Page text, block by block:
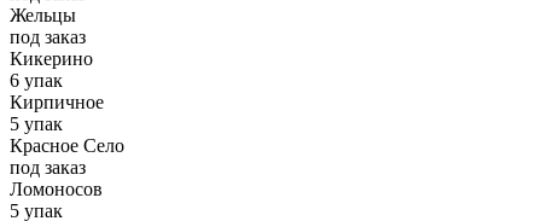
Жельцы
под заказ
Кикерино
6 упак
Кирпичное
5 упак
Красное Село
под заказ
Ломоносов
5 упак